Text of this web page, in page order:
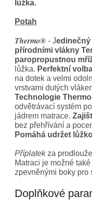
lůžka.
Potah
Thermo® - J
přírodními vlákny
paropropustnou
lůžka. Perfektní
na dotek a velmi
vrstvami dutých
Technologie
odvětrávací systém
jádrem matrace.
bez přehřívání a
Pomáhá udržet
Příplatekza
Matraci je možné
zpevněnými boky pro
Doplňkové